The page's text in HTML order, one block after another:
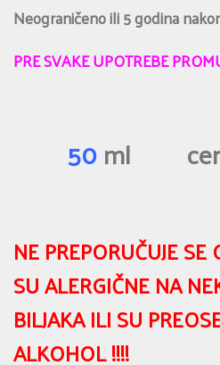
Neograničeno ili 5 godina
PRE SVAKE UPOTREBE
50ml
NE PREPORUČUJE
SU ALERGIČNE NA
BILJAKA ILI SU
ALKOHOL !!!!